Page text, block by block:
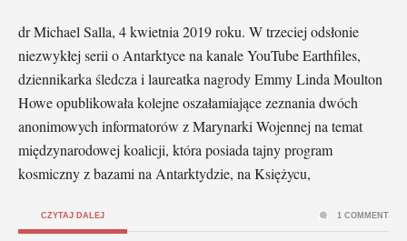
dr Michael Salla, 4 kwietnia 2019 roku. W trzeciej odsłonie
niezwykłej serii o Antarktyce na kanale YouTube Earthfiles,
dziennikarka śledcza i laureatka nagrody Emmy Linda Moulton
Howe opublikowała kolejne oszałamiające zeznania dwóch
anonimowych informatorów z Marynarki Wojennej na temat
międzynarodowej koalicji, która posiada tajny program
kosmiczny z bazami na Antarktydzie, na Księżycu,
CZYTAJ DALEJ 1 COMMENT